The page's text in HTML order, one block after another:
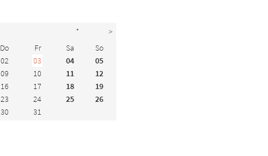
*
>
Do Fr Sa
So
02 03 04
05
09 10 11
12
16 17 18
19
23 24 25
26
30 31